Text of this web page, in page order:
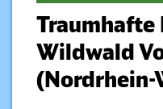
Traumhafte
Wildwald
(Nordrhein-